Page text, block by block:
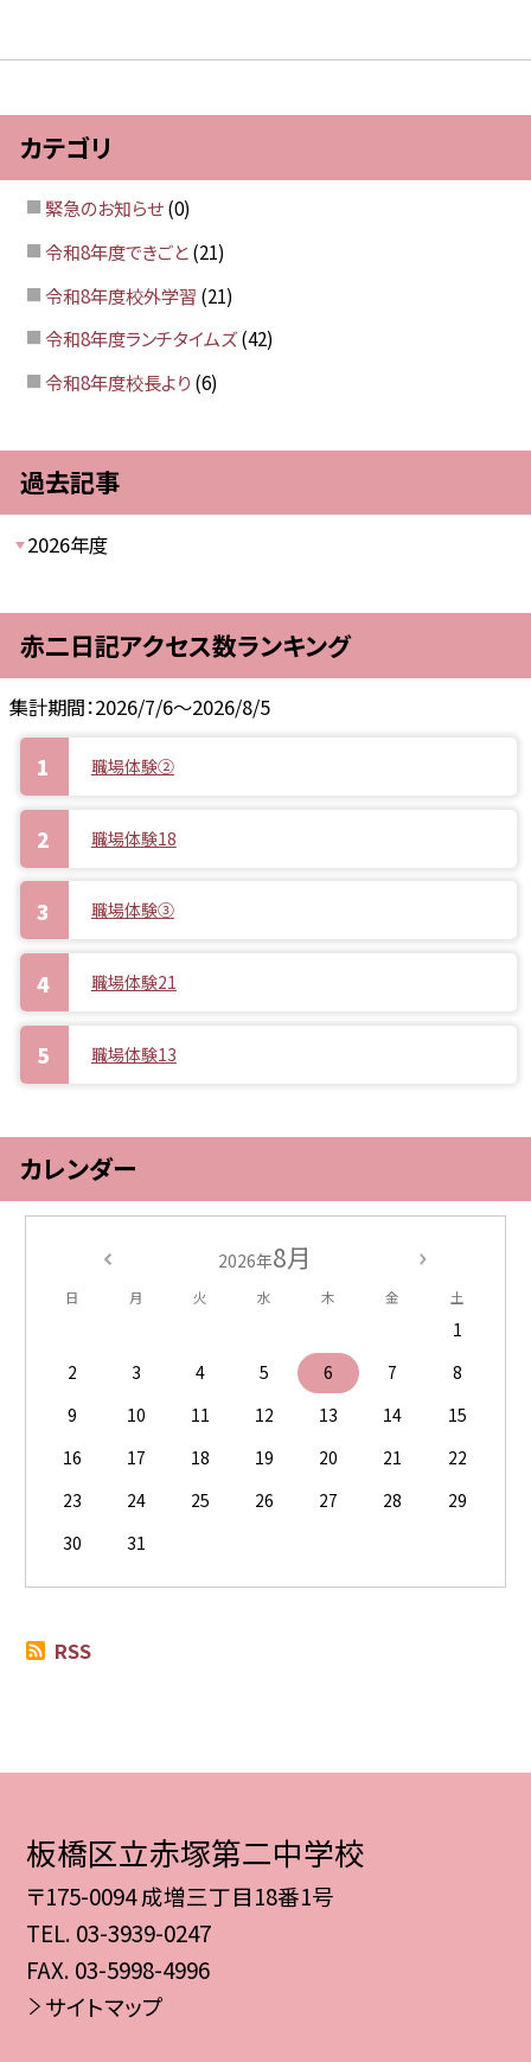
カテゴリ
緊急のお知らせ (0)
令和8年度できごと (21)
令和8年度校外学習 (21)
令和8年度ランチタイムズ (42)
令和8年度校長より (6)
過去記事
2026年度
赤二日記アクセス数ランキング
集計期間：2026/7/6～2026/8/5
職場体験②
職場体験18
職場体験③
職場体験21
職場体験13
カレンダー
2026年8月
日 月 火 水 木 金 土
1
2
3 4 5 6 7
8
9
10 11 12 13 14
15
16
17 18 19 20 21
22
23
24 25 26 27 28
29
30
31
RSS
板橋区立赤塚第二中学校
〒175-0094 成増三丁目18番1号
TEL. 03-3939-0247
FAX. 03-5998-4996
サイトマップ